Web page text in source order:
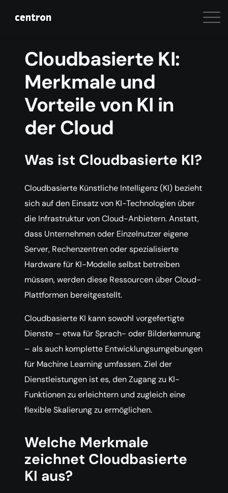
Cloudbasierte KI:
Merkmale und
Vorteile von KI in
der Cloud
Was ist Cloudbasierte KI?
Cloudbasierte Künstliche Intelligenz (KI) bezieht
sich auf den Einsatz von KI-Technologien über
die Infrastruktur von Cloud-Anbietern. Anstatt,
dass Unternehmen oder Einzelnutzer eigene
Server, Rechenzentren oder spezialisierte
Hardware für KI-Modelle selbst betreiben
müssen, werden diese Ressourcen über Cloud-
Plattformen bereitgestellt.
Cloudbasierte KI kann sowohl vorgefertigte
Dienste – etwa für Sprach- oder Bilderkennung
– als auch komplette Entwicklungsumgebungen
für Machine Learning umfassen. Ziel der
Dienstleistungen ist es, den Zugang zu KI-
Funktionen zu erleichtern und zugleich eine
flexible Skalierung zu ermöglichen.
Welche Merkmale
zeichnet Cloudbasierte
KI aus?